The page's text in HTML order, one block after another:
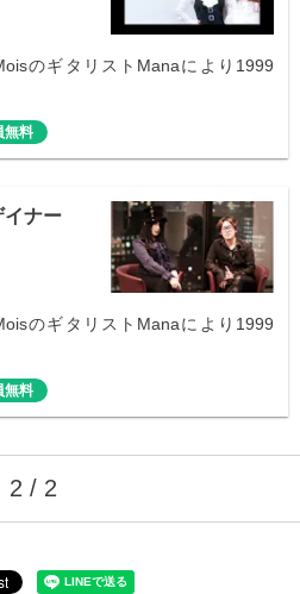
のギタリストManaにより1999
無料
イナー
のギタリストManaにより1999
無料
2 / 2